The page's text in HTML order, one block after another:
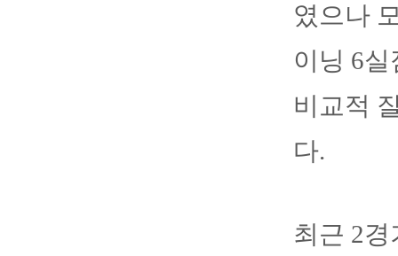
였으나
이닝 6
비교적
다.
최근 2